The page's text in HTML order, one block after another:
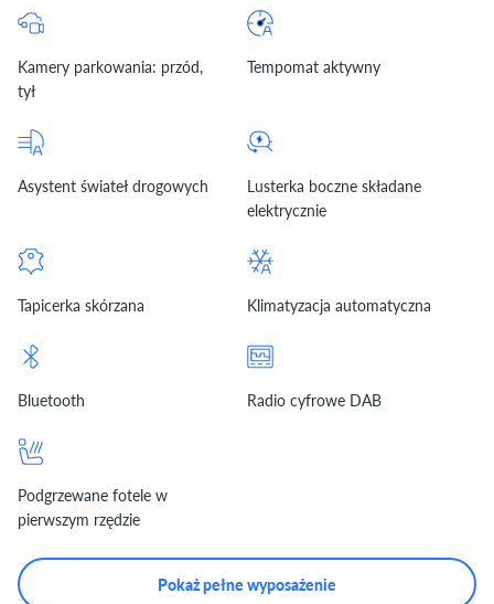
Kamery parkowania: przód,
tył
Tempomat aktywny
Asystent świateł drogowych
Lusterka boczne składane
elektrycznie
Tapicerka skórzana Klimatyzacja automatyczna
Bluetooth Radio cyfrowe DAB
Podgrzewane fotele w
pierwszym rzędzie
Pokaż pełne wyposażenie